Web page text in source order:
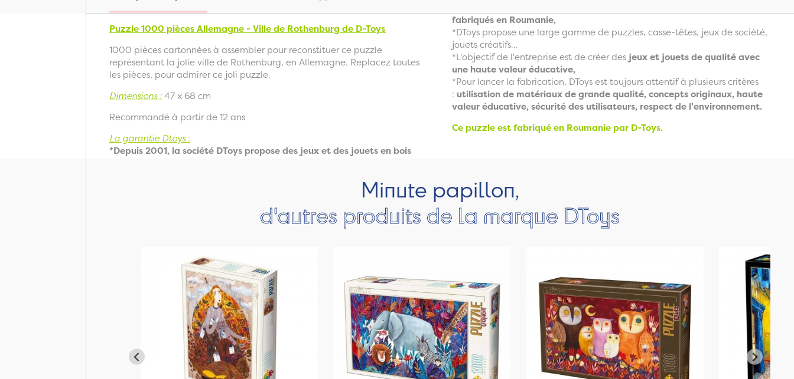
Puzzle 1000 pièces Allemagne - Ville de Rothenburg de D-Toys
1000 pièces cartonnées à assembler pour reconstituer ce puzzle
représentant la jolie ville de Rothenburg, en Allemagne. Replacez toutes
les pièces, pour admirer ce joli puzzle.
Dimensions :47 x 68 cm
Recommandé à partir de 12 ans
La garantie Dtoys :
*Depuis 2001, la société DToys propose des jeux et des jouets en bois
fabriqués en Roumanie,
*DToys propose une large gamme de puzzles, casse-têtes, jeux de société,
jouets créatifs...
*L'objectif de l'entreprise est de créer des jeux et jouets de qualité avec
une haute valeur éducative,
*Pour lancer la fabrication, DToys est toujours attentif à plusieurs critères
: utilisation de matériaux de grande qualité, concepts originaux, haute
valeur éducative, sécurité des utilisateurs, respect de l'environnement.
Ce puzzle est fabriqué en Roumanie par D-Toys.
Minute papillon,
d'autres produits de la marque DToys